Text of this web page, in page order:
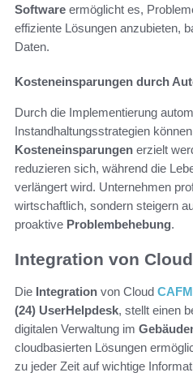
Software ermöglicht es,
effiziente Lösungen anzubieten,
Daten.
Kosteneinsparungen durch
Durch die Implementierung
Instandhaltungsstrategien
Kosteneinsparungen erzielt
reduzieren sich, während die
verlängert wird. Unternehmen
wirtschaftlich, sondern steigern
proaktive Problembehebung.
Integration von
Die Integration von Cloud CAFM
(24) UserHelpdesk, stellt einen
digitalen Verwaltung im
cloudbasierten Lösungen
zu jeder Zeit auf wichtige